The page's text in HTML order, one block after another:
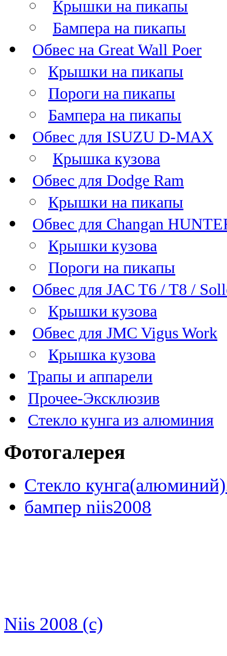
Крышки на пикапы
Бампера на пикапы
Обвес на Great Wall Poer
Крышки на пикапы
Пороги на пикапы
Бампера на пикапы
Обвес для ISUZU D-MAX
Крышка кузова
Обвес для Dodge Ram
Крышки на пикапы
Обвес для Changan
Крышки кузова
Пороги на пикапы
Обвес для JAC T6 / T8 /
Крышки кузова
Обвес для JMC Vigus Work
Крышка кузова
Трапы и аппарели
Прочее-Эксклюзив
Стекло кунга из алюминия
Фотогалерея
Стекло
бампер niis2008
Niis 2008 (c)